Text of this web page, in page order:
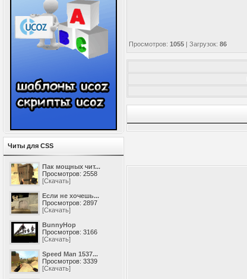
Читы для CSS
Пак мощных чит...
Просмотров: 2558
[Скачать]
Если не хочешь...
Просмотров: 2897
[Скачать]
BunnyHop
Просмотров: 3166
[Скачать]
Speed Man 1537...
Просмотров: 3339
[Скачать]
Просмотров: 1055 | Загрузок: 86